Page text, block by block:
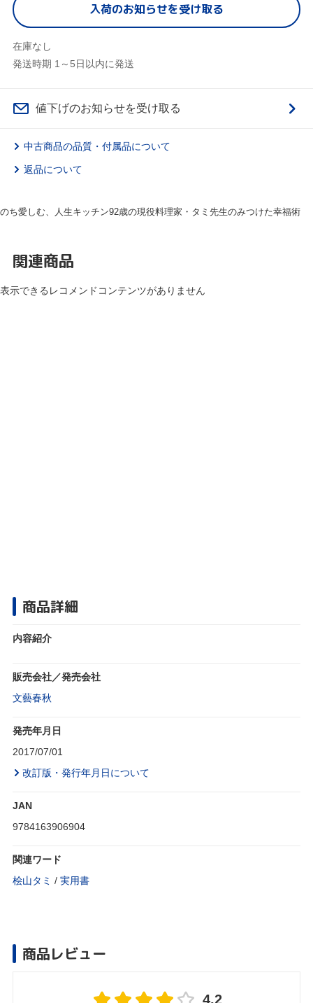
入荷のお知らせを受け取る
在庫なし
発送時期 1～5日以内に発送
値下げのお知らせを受け取る
中古商品の品質・付属品について
返品について
ち愛しむ、人生キッチン92歳の現役料理家・タミ先生のみつけた幸福術
関連商品
表示できるレコメンドコンテンツがありません
商品詳細
内容紹介
販売会社／発売会社
文藝春秋
発売年月日
2017/07/01
改訂版・発行年月日について
JAN
9784163906904
関連ワード
桧山タミ / 実用書
商品レビュー
4.2